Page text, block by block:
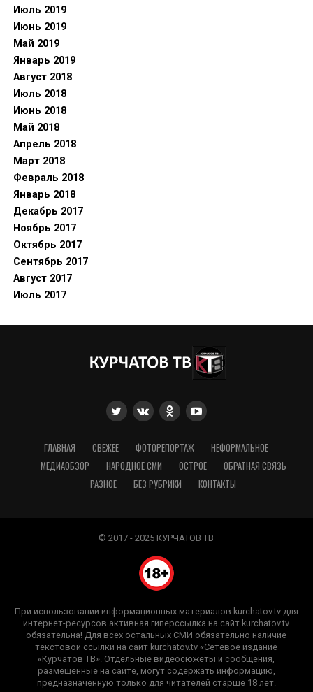
Июль 2019
Июнь 2019
Май 2019
Январь 2019
Август 2018
Июль 2018
Июнь 2018
Май 2018
Апрель 2018
Март 2018
Февраль 2018
Январь 2018
Декабрь 2017
Ноябрь 2017
Октябрь 2017
Сентябрь 2017
Август 2017
Июль 2017
ГЛАВНАЯ СВЕЖЕЕ ФОТОРЕПОРТАЖ
НЕФОРМАЛЬНОЕ
МЕДИАОБЗОР
НАРОДНОЕ СМИ ОСТРОЕ
ОБРАТНАЯ СВЯЗЬ
РАЗНОЕ
БЕЗ РУБРИКИ КОНТАКТЫ
© 2017 - 2025 КУРЧАТОВ ТВ
При использовании информационных материалов kurchatov.tv для
интернет-ресурсов активная гиперссылка на сайт kurchatov.tv
обязательна! Для всех остальных СМИ обязательно наличие
текстовой ссылки на сайт kurchatov.tv «Сетевое издание
«Курчатов ТВ». Отдельные видеосюжеты и сообщения,
размещенные на сайте, могут содержать информацию,
предназначенную только для читателей старше 18 лет.